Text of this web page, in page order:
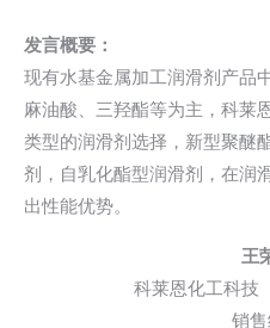
发言概要：
现有水基金属加工润滑剂产品
麻油酸 、三羟酯等为主，科
类型的润滑剂选择，新型聚醚
剂，自乳化酯型润滑剂，在润
出性能优势。
王
科莱恩化工科技
销